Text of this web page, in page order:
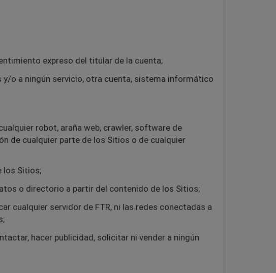
expreso del titular de la cuenta;
o a ningún servicio, otra cuenta, sistema informático
robot, araña web, crawler, software de
de cualquier parte de los Sitios o de cualquier
los Sitios;
o directorio a partir del contenido de los Sitios;
cualquier servidor de FTR, ni las redes conectadas a
hacer publicidad, solicitar ni vender a ningún